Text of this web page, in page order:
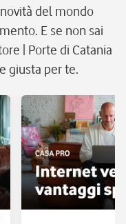
del mondo
E se non sai
| Porte di Catania
giusta per te.